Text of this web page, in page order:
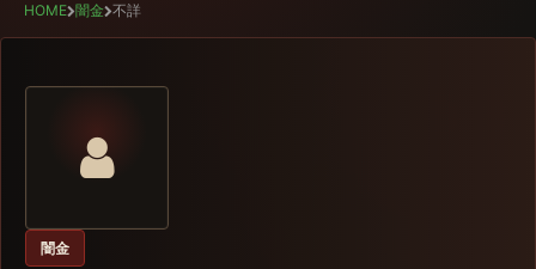
HOME 闇金 不詳
闇金